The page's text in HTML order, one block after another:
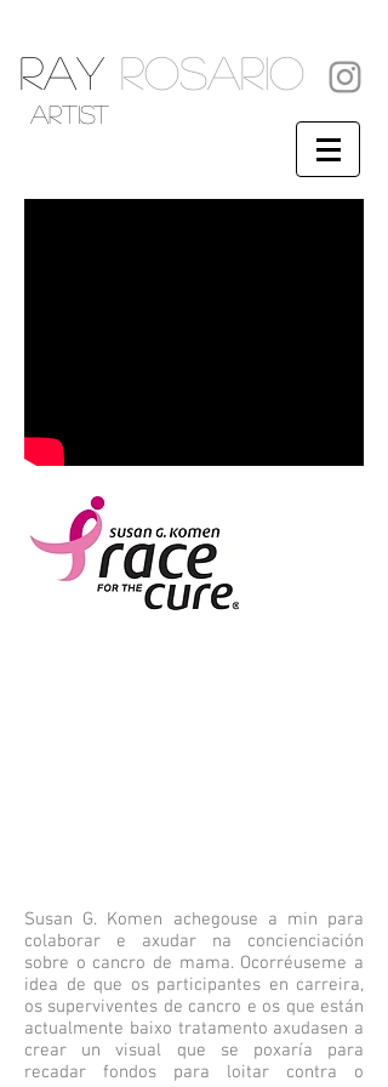
RAY ROSARIO
artist
Susan G. Komen achegouse a min para
colaborar e axudar na concienciación
sobre o cancro de mama. Ocorréuseme a
idea de que os participantes en carreira,
os superviventes de cancro e os que están
actualmente baixo tratamento axudasen a
crear un visual que se poxaría para
recadar fondos para loitar contra o